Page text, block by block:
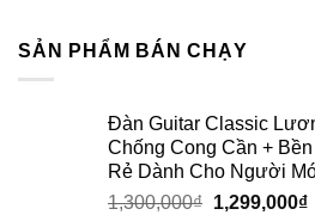
SẢN PHẨM BÁN CHẠY
Đàn Guitar Classic
Chống Cong Cần +
Rẻ Dành Cho Người
1,300,000₫ 1,299,000₫